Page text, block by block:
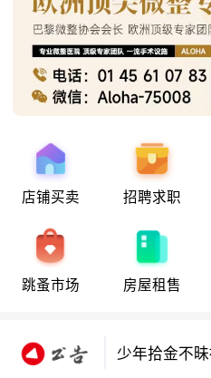
店铺买卖 招聘求职
跳蚤市场 房屋租售
少年拾金不昧
西班牙小偷
少年拾金不
少年拾金不